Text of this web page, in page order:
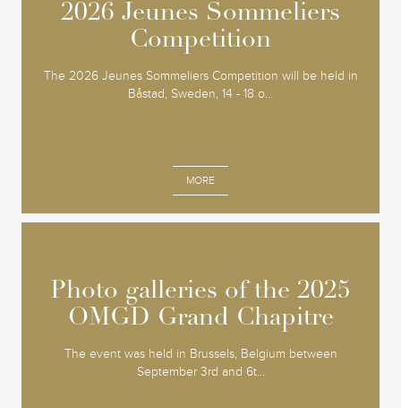
2026 Jeunes Sommeliers
Competition
The 2026 Jeunes Sommeliers Competition will be held in
Båstad, Sweden, 14 - 18 o...
MORE
2026 Jeunes Sommeliers
Competition
Photo galleries of the 2025
OMGD Grand Chapitre
The event was held in Brussels, Belgium between
September 3rd and 6t...
Photo galleries of the 2025
OMGD Grand Chapitre